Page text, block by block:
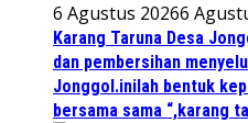
6 Agustus 20266
Karang Taruna Desa
dan pembersihan
Jonggol.inilah bentuk
bersama sama “,karang